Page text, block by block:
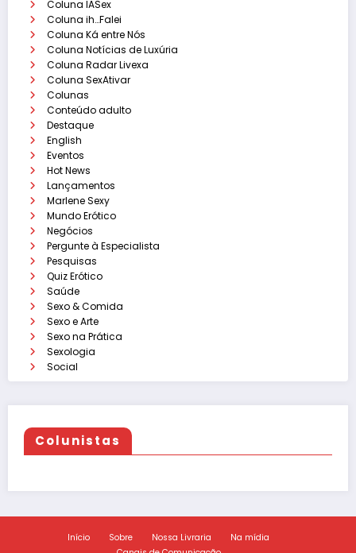
Coluna IASex
Coluna ih…Falei
Coluna Ká entre Nós
Coluna Notícias de Luxúria
Coluna Radar Livexa
Coluna SexAtivar
Colunas
Conteúdo adulto
Destaque
English
Eventos
Hot News
Lançamentos
Marlene Sexy
Mundo Erótico
Negócios
Pergunte à Especialista
Pesquisas
Quiz Erótico
Saúde
Sexo & Comida
Sexo e Arte
Sexo na Prática
Sexologia
Social
Colunistas
Início Sobre Nossa Livraria
Na mídia